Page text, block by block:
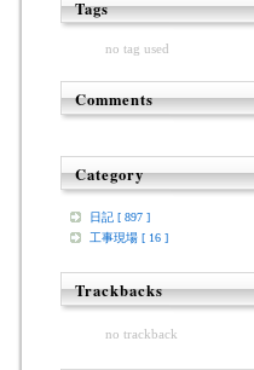
Tags
no tag used
Comments
Category
日記 [ 897 ]
工事現場 [ 16 ]
Trackbacks
no trackback